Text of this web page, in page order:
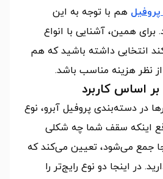
هم با توجه به این
همین، آشنایی با انواع
انتخابی داشته باشید که هم
نظر هزینه مناسب باشد.
بر اساس کاربرد
در دسته‌بندی پروفیل آبرو، نوع
اینکه سقف شما چه شکلی
جمع می‌شود، تعیین می‌کند که
در اینجا دو نوع رایج‌تر را